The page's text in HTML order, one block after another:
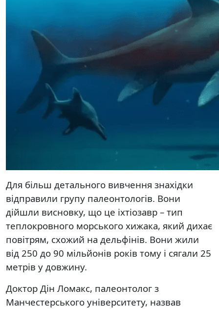
Для більш детального вивчення знахідки
відправили групу палеонтологів. Вони
дійшли висновку, що це іхтіозавр – тип
теплокровного морського хижака, який дихає
повітрям, схожий на дельфінів. Вони жили
від 250 до 90 мільйонів років тому і сягали 25
метрів у довжину.
Доктор Дін Ломакс, палеонтолог з
Манчестерського університету, назвав